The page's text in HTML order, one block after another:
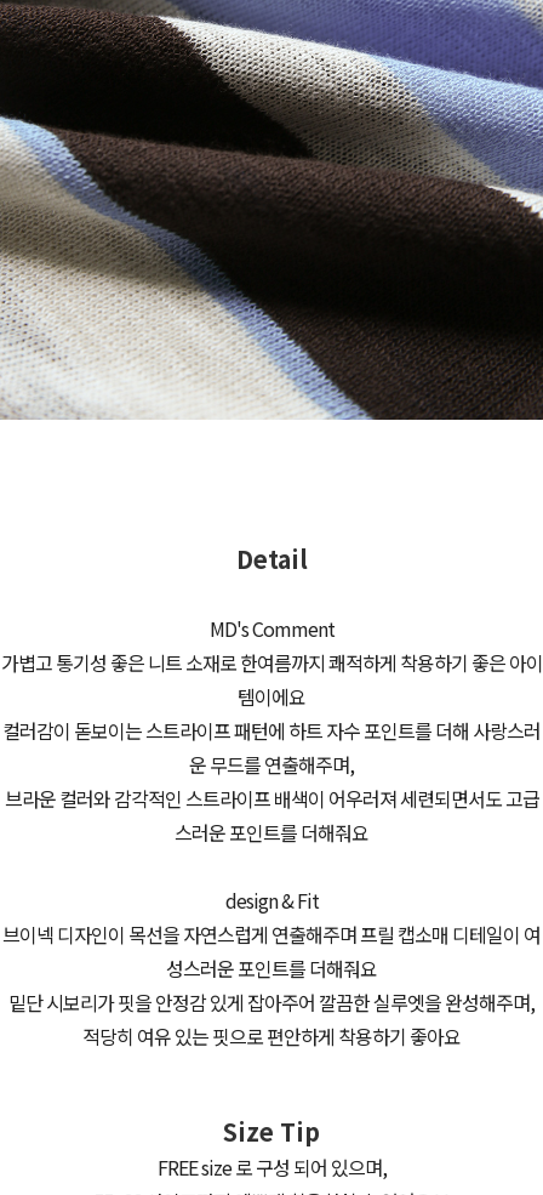
Detail
MD's Comment
가볍고 통기성 좋은 니트 소재로 한여름까지 쾌적하게 착용하기 좋은 아이
템이에요
컬러감이 돋보이는 스트라이프 패턴에 하트 자수 포인트를 더해 사랑스러
운 무드를 연출해주며,
브라운 컬러와 감각적인 스트라이프 배색이 어우러져 세련되면서도 고급
스러운 포인트를 더해줘요
design & Fit
브이넥 디자인이 목선을 자연스럽게 연출해주며 프릴 캡소매 디테일이 여
성스러운 포인트를 더해줘요
밑단 시보리가 핏을 안정감 있게 잡아주어 깔끔한 실루엣을 완성해주며,
적당히 여유 있는 핏으로 편안하게 착용하기 좋아요
Size Tip
FREE size 로 구성 되어 있으며,